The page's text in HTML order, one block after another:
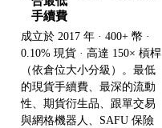
手續費
成立於 2017 年 · 400+ 幣 ·
0.10% 現貨 · 高達 150× 槓桿
（依倉位大小分級）。最低
的現貨手續費、最深的流動
性、期貨衍生品、跟單交易
與網格機器人、SAFU 保險